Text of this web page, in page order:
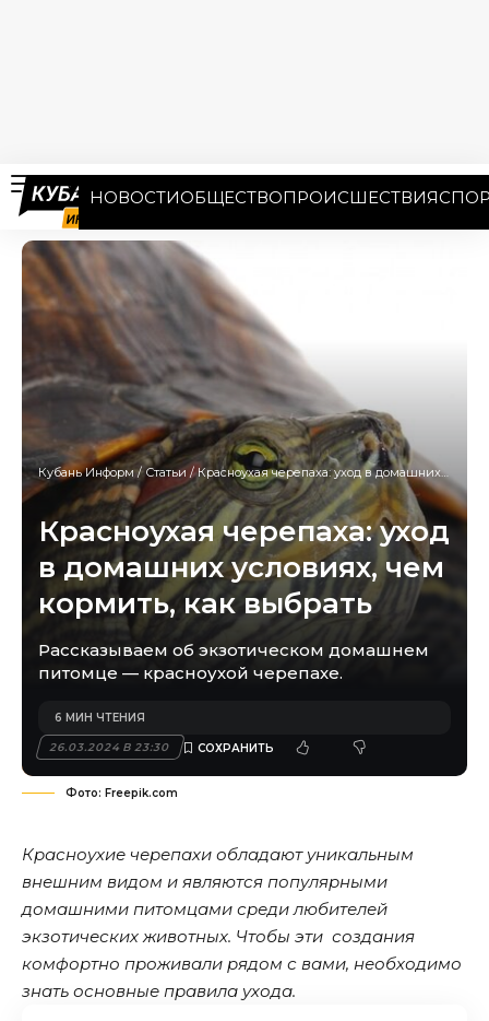
НОВОСТИОБЩЕСТВОПРОИСШЕСТВИЯ
Кубань Информ/ Статьи /Красноухая черепаха: уход в домашних условиях, чем кормить, как выбрать
Красноухая черепаха: уход
в домашних условиях, чем
кормить, как выбрать
Рассказываем об экзотическом домашнем
питомце — красноухой черепахе.
26.03.2024 В 23:30
6 МИН ЧТЕНИЯ
Фото: Freepik.com
Красноухие черепахи обладают уникальным
внешним видом и являются популярными
домашними питомцами среди любителей
экзотических животных. Чтобы эти создания
комфортно проживали рядом с вами, необходимо
знать основные правила ухода.